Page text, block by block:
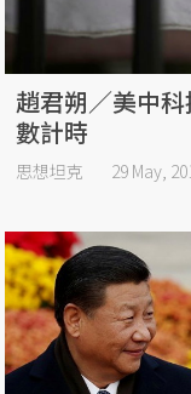
趙君朔／美中
數計時
思想坦克 29 May,